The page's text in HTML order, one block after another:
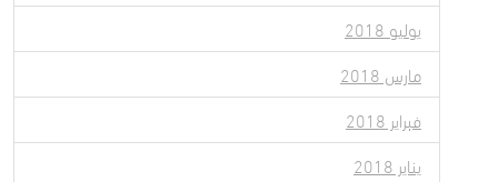
يوليو 2018
مارس 2018
فبراير 2018
يناير 2018